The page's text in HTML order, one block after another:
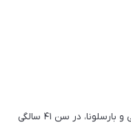
کلودیو براوو، دروازه‌بان سابق منچسترسیتی و بارسلونا، در سن ۴۱ سالگی